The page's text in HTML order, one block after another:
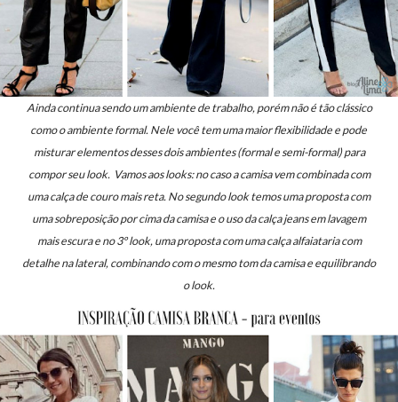
Ainda continua sendo um ambiente de trabalho, porém não é tão clássico
como o ambiente formal. Nele você temuma maior flexibilidade e pode
misturar elementos desses dois ambientes (formal e semi-formal) para
compor seu look. Vamos aos looks: no casoa camisa vem combinada com
uma calça de couro mais reta. No segundo look temos uma proposta com
uma sobreposição por cima da camisa e o uso da calça jeans em lavagem
mais escura e no 3º look, uma proposta com uma calça alfaiataria com
detalhe na lateral, combinando com o mesmo tom da camisa e equilibrando
o look.